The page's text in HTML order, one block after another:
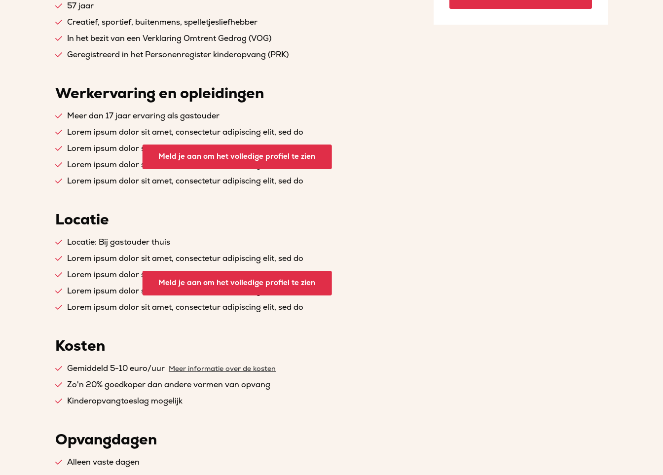
57 jaar
Creatief, sportief, buitenmens, spelletjesliefhebber
In het bezit van een Verklaring Omtrent Gedrag (VOG)
Geregistreerd in het Personenregister kinderopvang (PRK)
Werkervaring en opleidingen
Meer dan 17 jaar ervaring als gastouder
Lorem ipsum dolor sit amet, consectetur adipiscing elit, sed do
Lorem ipsum dolor sit amet, consectetur adipiscing elit, sed do
Lorem ipsum dolor sit amet, consectetur adipiscing elit, sed do
Lorem ipsum dolor sit amet, consectetur adipiscing elit, sed do
Meld je aan om het volledige profiel te zien
Locatie
Locatie: Bij gastouder thuis
Lorem ipsum dolor sit amet, consectetur adipiscing elit, sed do
Lorem ipsum dolor sit amet, consectetur adipiscing elit, sed do
Lorem ipsum dolor sit amet, consectetur adipiscing elit, sed do
Lorem ipsum dolor sit amet, consectetur adipiscing elit, sed do
Meld je aan om het volledige profiel te zien
Kosten
Gemiddeld 5-10 euro/uur Meer informatie over de kosten
Zo'n 20% goedkoper dan andere vormen van opvang
Kinderopvangtoeslag mogelijk
Opvangdagen
Alleen vaste dagen